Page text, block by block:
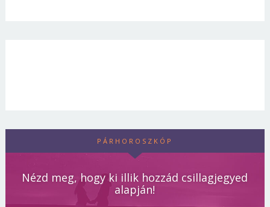
PÁRHOROSZKÓP
Nézd meg, hogy ki illik hozzád csillagjegyed
alapján!